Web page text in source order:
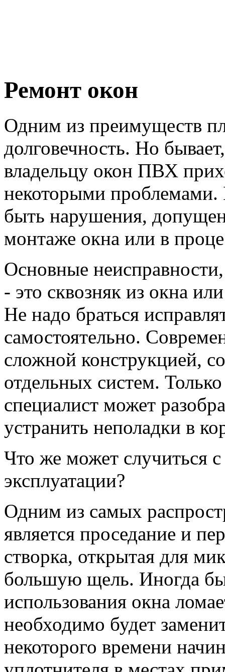
Ремонт окон
Одним из преимуществ
долговечность. Но
владельцу окон ПВХ
некоторыми
быть нарушения,
монтаже окна или в
Основные
- это сквозняк из окна
Не надо браться
самостоятельно.
сложной конструкцией,
отдельных систем.
специалист может
устранить неполадки в
Что же может случиться
эксплуатации?
Одним из самых
является проседание и
створка, открытая для
большую щель. Иногда
использования окна
необходимо будет
некоторого времени